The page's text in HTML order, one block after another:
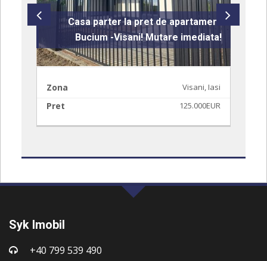
Casa parter la pret de apartament
Bucium -Visani! Mutare imediata!
Zona Visani, Iasi
Pret 125.000EUR
Syk Imobil
+40 799 539 490